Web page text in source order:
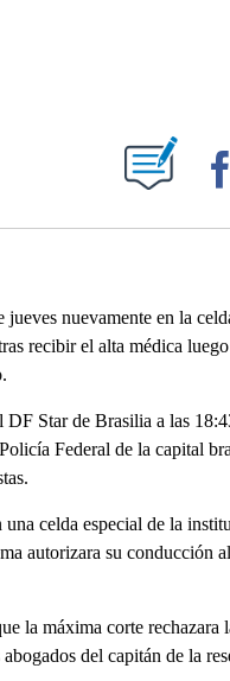
ABOUT NEW PAGES ON "".
nuevamente en la
recibir el alta médica
Star de Brasilia a las
Federal de la capital
celda especial de la
autorizara su conducción
la máxima corte
del capitán de la